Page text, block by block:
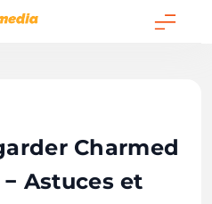
Charmed
Astuces et